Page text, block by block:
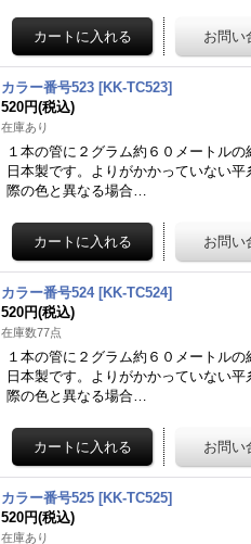
カラー番号523 [KK-TC523]
520円(税込)
在庫あり
１本の管に２グラム約６０メートル
日本製です。よりがかかっていない
際の色と異なる場合…
カラー番号524 [KK-TC524]
520円(税込)
在庫数77点
１本の管に２グラム約６０メートル
日本製です。よりがかかっていない
際の色と異なる場合…
カラー番号525 [KK-TC525]
520円(税込)
在庫あり